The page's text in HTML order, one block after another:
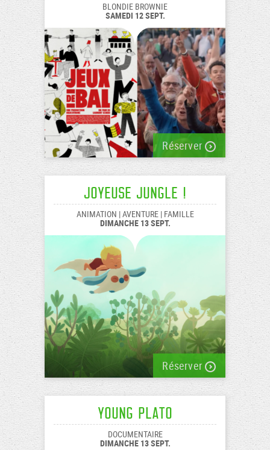
BLONDIE BROWNIE
SAMEDI 12 SEPT.
Réserver
Joyeuse Jungle !
ANIMATION | AVENTURE | FAMILLE
DIMANCHE 13 SEPT.
Réserver
Young Plato
DOCUMENTAIRE
DIMANCHE 13 SEPT.